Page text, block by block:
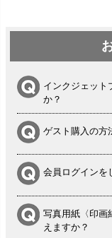
インクジェット
か？
ゲスト購入の方
会員ログインを
写真用紙〈印画
えますか？